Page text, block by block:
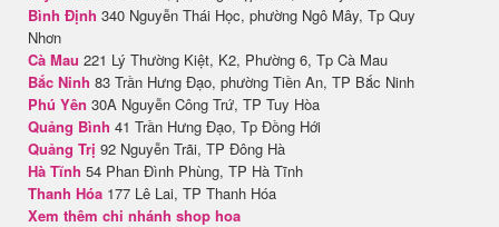
Bình Định 340 Nguyễn Thái Học, phường Ngô Mây, Tp Quy
Nhơn
Cà Mau 221 Lý Thường Kiệt, K2, Phường 6, Tp Cà Mau
Bắc Ninh 83 Trần Hưng Đạo, phường Tiền An, TP Bắc Ninh
Phú Yên 30A Nguyễn Công Trứ, TP Tuy Hòa
Quảng Bình 41 Trần Hưng Đạo, Tp Đồng Hới
Quảng Trị 92 Nguyễn Trãi, TP Đông Hà
Hà Tĩnh 54 Phan Đình Phùng, TP Hà Tĩnh
Thanh Hóa 177 Lê Lai, TP Thanh Hóa
Xem thêm chi nhánh shop hoa